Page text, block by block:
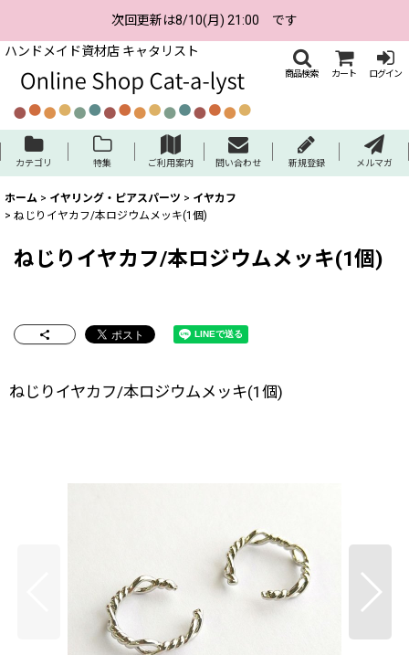
次回更新は8/10(月) 21:00 です
ハンドメイド資材店 キャタリスト
商品検索 カート ログイン
カテゴリ 特集 ご利用案内 問い合わせ 新規登録 メルマガ
ホーム > イヤリング・ピアスパーツ > イヤカフ
> ねじりイヤカフ/本ロジウムメッキ(1個)
ねじりイヤカフ/本ロジウムメッキ(1個)
ねじりイヤカフ/本ロジウムメッキ(1個)